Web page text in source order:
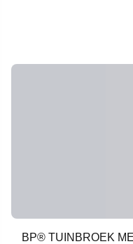
BP® TUINBROEK